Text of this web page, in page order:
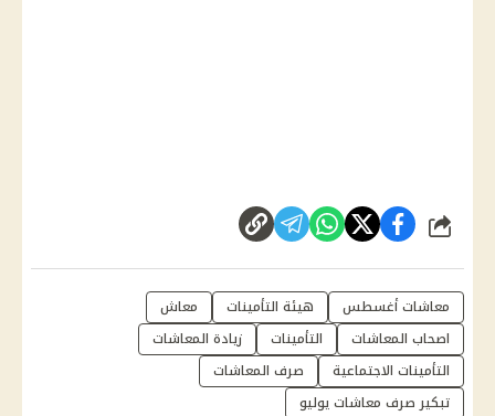
شارك
معاشات أغسطس هيئة التأمينات
معاش
اصحاب المعاشات
التأمينات
زيادة المعاشات
التأمينات الاجتماعية
صرف المعاشات
تبكير صرف معاشات يوليو